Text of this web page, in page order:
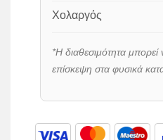
Χολαργός
*Η διαθεσιμότητα μπορεί
επίσκεψη στα φυσικά